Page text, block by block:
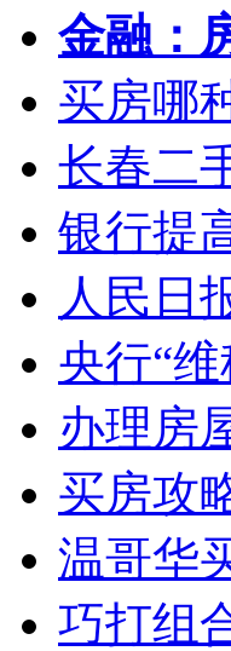
金融：
买房哪
长春二
银行提
人民日
央行“
办理房
买房攻
温哥华
巧打组